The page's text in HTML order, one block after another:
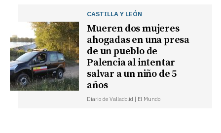
CASTILLA Y LEÓN
Mueren dos mujeres
ahogadas en una presa
de un pueblo de
Palencia al intentar
salvar a un niño de 5
años
Diario de Valladolid | El Mundo